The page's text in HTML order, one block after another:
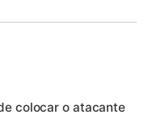
colocar o atacante